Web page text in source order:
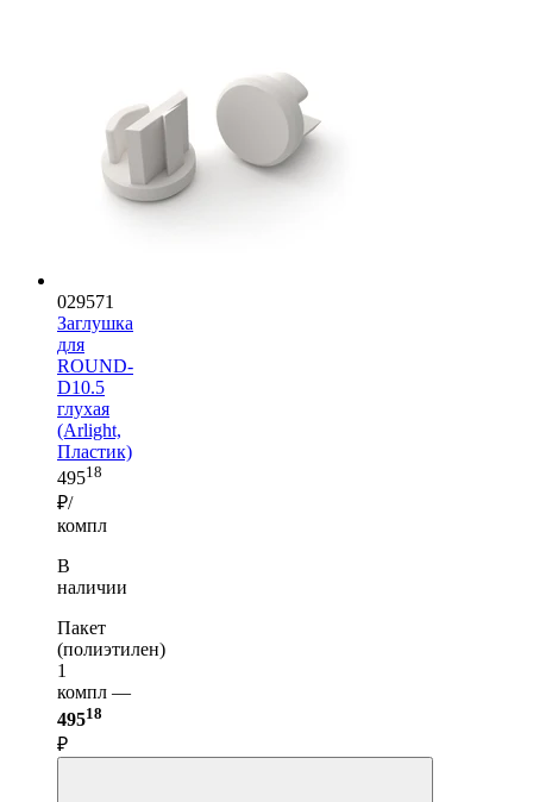
029571
Заглушка
для
ROUND-
D10.5
глухая
(Arlight,
Пластик)
49518
₽/
компл
В
наличии
Пакет
(полиэтилен)
1
компл —
49518
₽